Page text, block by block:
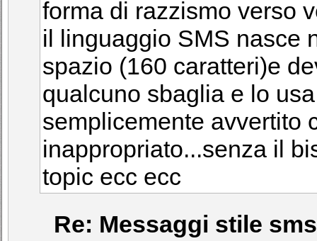
forma di razzismo verso
il linguaggio SMS nasce
spazio (160 caratteri)e
qualcuno sbaglia e lo
semplicemente avvertito
inappropriato...senza il
topic ecc ecc
Re: Messaggi stile